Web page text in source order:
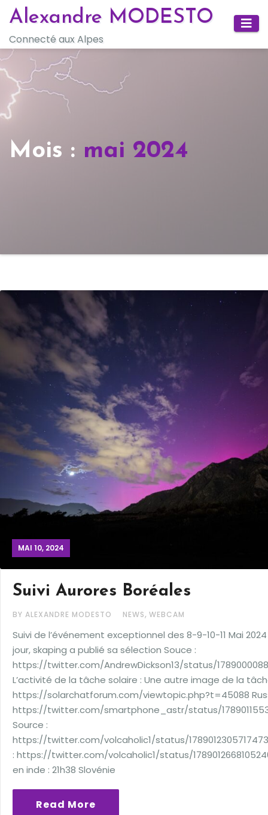
Skip
content
Alexandre MODESTO
Connecté aux Alpes
Mois : mai 2024
MAI 10, 2024
Suivi Aurores Boréales
BY ALEXANDRE MODESTO NEWS, WEBCAM
Suivi de l’événement exceptionnel des 8-9-10-11 Mai
jour, skaping a publié sa sélection Souce :
https://twitter.com/AndrewDickson13/status/
L’activité de la tâche solaire : Une autre image de la
https://solarchatforum.com/viewtopic.php?t=45088
https://twitter.com/smartphone_astr/status/
Source :
https://twitter.com/volcaholic1/status/
: https://twitter.com/volcaholic1/status/
en inde : 21h38 Slovénie
Read More